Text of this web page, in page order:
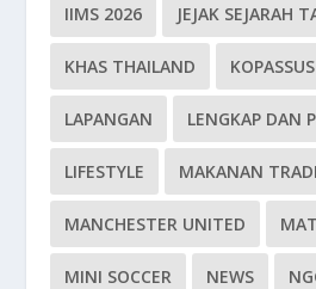
IIMS 2026 JEJAK SEJARAH
KHAS THAILAND KOPASSUS
LAPANGAN LENGKAP DAN
LIFESTYLE MAKANAN
MANCHESTER UNITED
MINI SOCCER NEWS